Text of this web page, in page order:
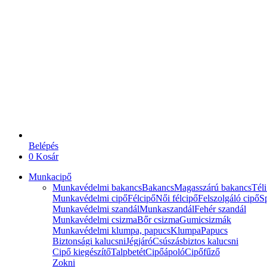
Belépés
0 Kosár
Munkacipő
Munkavédelmi bakancsBakancsMagasszárú bakancsTéli
Munkavédelmi cipőFélcipőNői félcipőFelszolgáló cipő
Munkavédelmi szandálMunkaszandálFehér szandál
Munkavédelmi csizmaBőr csizmaGumicsizmák
Munkavédelmi klumpa, papucsKlumpaPapucs
Biztonsági kalucsniJégjáróCsúszásbiztos kalucsni
Cipő kiegészítőTalpbetétCipőápolóCipőfűző
Zokni